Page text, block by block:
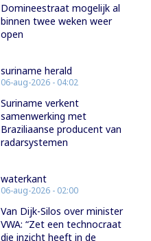
Domineestraat mogelijk al
binnen twee weken weer
open
suriname herald
06-aug-2026 - 04:02
Suriname verkent
samenwerking met
Braziliaanse producent van
radarsystemen
waterkant
06-aug-2026 - 02:00
Van Dijk-Silos over minister
VWA: “Zet een technocraat
die inzicht heeft in de